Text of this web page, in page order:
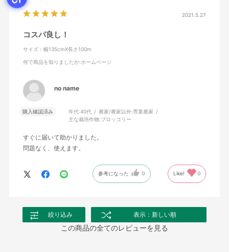
2021.5.27
コスパ良し！
サイズ：幅135cmX長さ100m
何で商品を知りましたか:ホームページ
no name
購入確認済み 年代:40代 農家/農家以外:専業農家
主な栽培作物:ブロッコリー
すぐに届いて助かりました。
問題なく、使えます。
参考になった 0 Like! 0
絞り込み 表示：新しい順
この商品の全てのレビューを見る